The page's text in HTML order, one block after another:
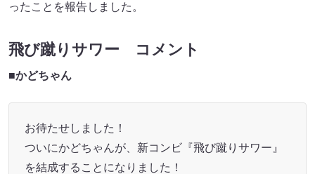
ったことを報告しました。
飛び蹴りサワー コメント
■かどちゃん
お待たせしました！
ついにかどちゃんが、新コンビ『飛び蹴りサワー』
を結成することになりました！